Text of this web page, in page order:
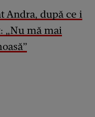
Andra, după ce i
„Nu mă mai